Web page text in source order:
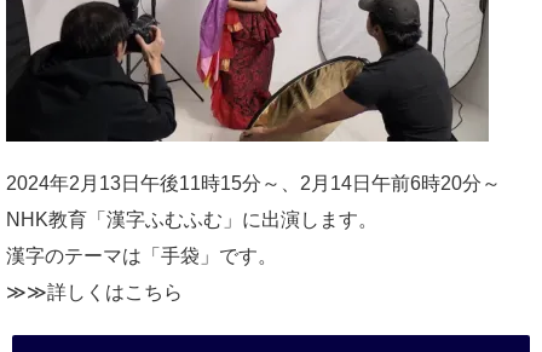
2024年2月13日午後11時15分～、2月14日午前6時20分～
NHK教育「漢字ふむふむ」に出演します。
漢字のテーマは「手袋」です。
≫≫詳しくはこちら